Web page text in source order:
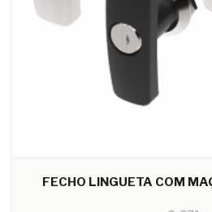
FECHO LINGUETA COM